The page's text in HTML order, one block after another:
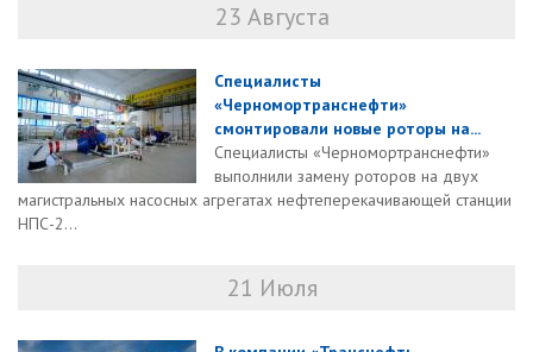
23 Августа
Специалисты
«Черномортранснефти»
смонтировали новые роторы на...
Специалисты «Черномортранснефти»
выполнили замену роторов на двух
магистральных насосных агрегатах нефтеперекачивающей станции
НПС-2...
21 Июля